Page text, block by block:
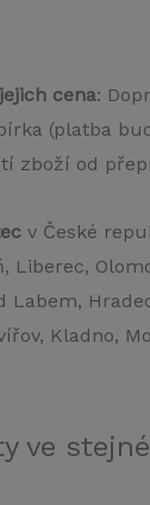
cena:
(platba
zboží od
v České
Liberec,
Labem,
Kladno,
ve